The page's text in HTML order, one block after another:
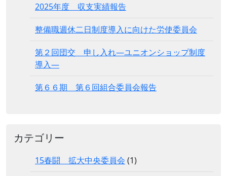
2025年度 収支実績報告
整備職週休二日制度導入に向けた労使委員会
第２回団交 申し入れ―ユニオンショップ制度
導入―
第６６期 第６回組合委員会報告
カテゴリー
15春闘 拡大中央委員会 (1)